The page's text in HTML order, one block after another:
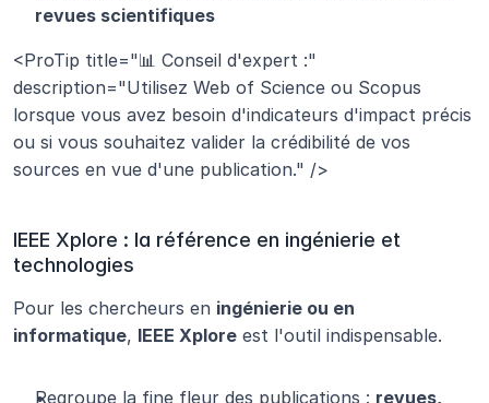
revues scientifiques
<ProTip title="📊 Conseil d'expert :"
description="Utilisez Web of Science ou Scopus
lorsque vous avez besoin d'indicateurs d'impact précis
ou si vous souhaitez valider la crédibilité de vos
sources en vue d'une publication." />
IEEE Xplore : la référence en ingénierie et
technologies
Pour les chercheurs en ingénierie ou en
informatique, IEEE Xplore est l'outil indispensable.
Regroupe la fine fleur des publications : revues,